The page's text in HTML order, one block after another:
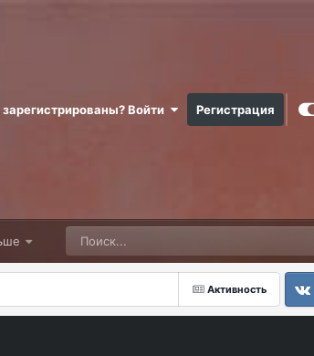
Войти Регистрация
Активность
VK